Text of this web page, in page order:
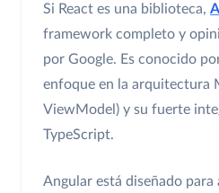
Si React es una biblioteca,
framework completo y
por Google. Es conocido
enfoque en la arquitectura
ViewModel) y su fuerte
TypeScript.
Angular está diseñado para